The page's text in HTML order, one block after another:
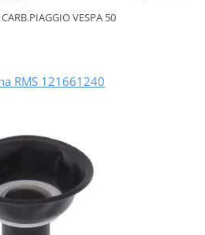
VESPA 50
RMS 121661240